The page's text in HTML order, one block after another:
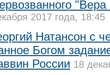
"Вера
2017 года, 18:45
Натансон с
Богом
России 18